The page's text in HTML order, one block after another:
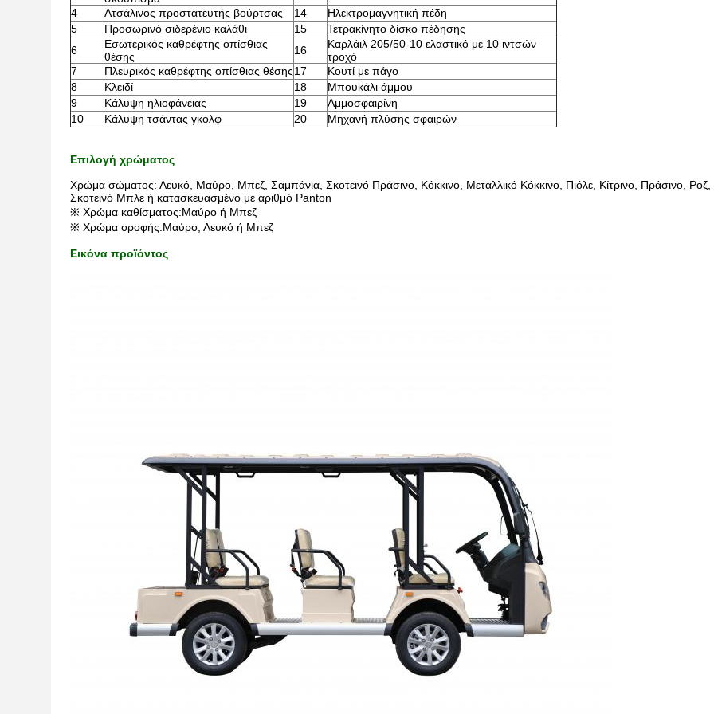
4
Ατσάλινος προστατευτής βούρτσας 14
Ηλεκτρομαγνητική πέδη
5
Προσωρινό σιδερένιο καλάθι 15
Τετρακίνητο δίσκο πέδησης
6
Εσωτερικός καθρέφτης οπίσθιας
θέσης
16
Καρλάιλ 205/50-10 ελαστικό με 10 ιντσών
τροχό
7
Πλευρικός καθρέφτης οπίσθιας θέσης17
Κουτί με πάγο
8
Κλειδί 18
Μπουκάλι άμμου
9
Κάλυψη ηλιοφάνειας 19
Αμμοσφαιρίνη
10
Κάλυψη τσάντας γκολφ 20 Μηχανή πλύσης σφαιρών
Επιλογή χρώματος
Χρώμα σώματος: Λευκό, Μαύρο, Μπεζ, Σαμπάνια, Σκοτεινό Πράσινο, Κόκκινο, Μεταλλικό Κόκκινο, Πιόλε, Κίτρινο, Πράσινο,
Σκοτεινό Μπλε ή κατασκευασμένο με αριθμό Panton
※ Χρώμα καθίσματος:Μαύρο ή Μπεζ
※ Χρώμα οροφής:Μαύρο, Λευκό ή Μπεζ
Εικόνα προϊόντος